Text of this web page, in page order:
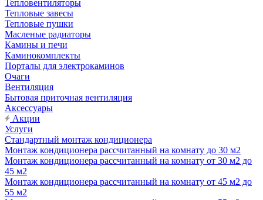
Тепловентиляторы
Тепловые завесы
Тепловые пушки
Масленые радиаторы
Камины и печи
Каминокомплекты
Порталы для электрокаминов
Очаги
Вентиляция
Бытовая приточная вентиляция
Аксессуары
Акции
Услуги
Стандартный монтаж кондиционера
Монтаж кондиционера рассчитанный на комнату до 30 м2
Монтаж кондиционера рассчитанный на комнату от 30 м2 до
45 м2
Монтаж кондиционера рассчитанный на комнату от 45 м2 до
55 м2